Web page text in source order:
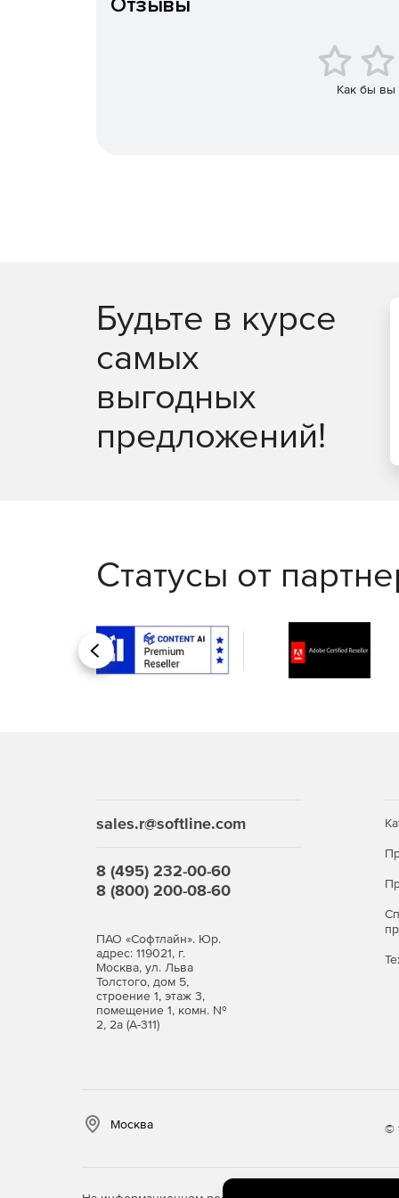
Authentication Manager образует комплексную
пользователей, которая не имеет равных по
Как бы вы
Будьте в курсе
самых
выгодных
предложений!
Статусы от
Назад
sales.r@softline.com
8 (495) 232-00-60
8 (800) 200-08-60
ПАО «Софтлайн». Юр.
адрес: 119021, г.
Москва, ул. Льва
Толстого, дом 5,
строение 1, этаж 3,
помещение 1, комн. №
2, 2а (А-311)
Москва ©